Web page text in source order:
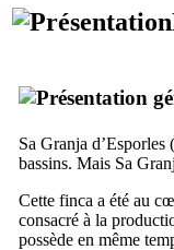
Sa Granja d’Esporles (
bassins. Mais Sa
Cette finca a été au
consacré à la
possède en même